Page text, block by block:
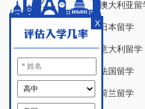
X
澳大利亚留
日本留学
意大利留学
法国留学
荷兰留学